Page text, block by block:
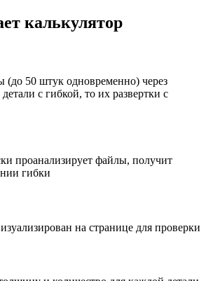
калькулятор
(до 50 штук одновременно) через
с гибкой, то их развертки с
проанализирует файлы, получит
гибки
на странице для проверки